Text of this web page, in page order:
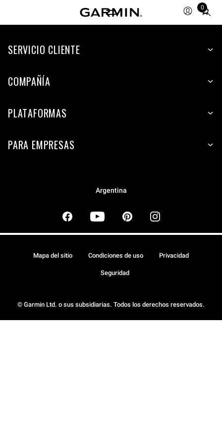
0
Total
items
cart:
SERVICIO CLIENTE
COMPAÑÍA
PLATAFORMAS
PARA EMPRESAS
Argentina
© Garmin Ltd. o sus subsidiarias. Todos los derechos reservados.
Mapa del sitio Condiciones de uso Privacidad
Seguridad